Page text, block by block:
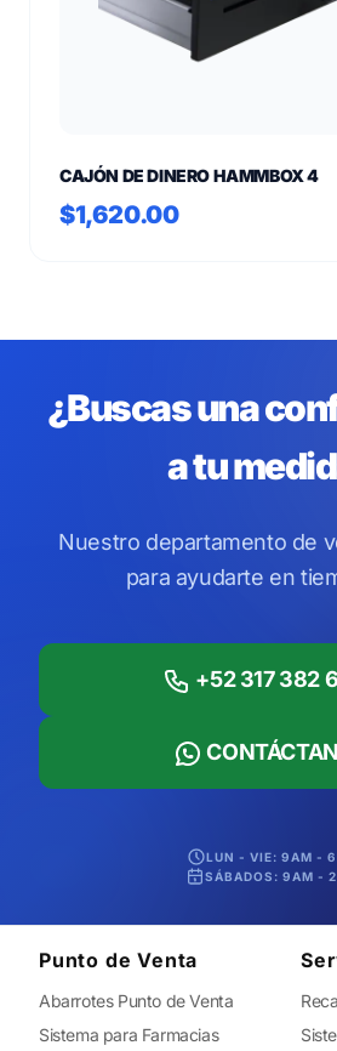
CAJÓN DE DINERO HAMMBOX 4
$1,620.00
¿Buscas una
a tu
Nuestro departamento de
para ayudarte en
+52 317 382
LUN - VIE: 9AM -
SÁBADOS: 9AM -
Punto de Venta
Abarrotes Punto de Venta
Sistema para Farmacias